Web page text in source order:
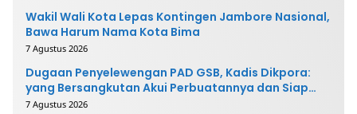
Wakil Wali Kota Lepas Kontingen Jambore Nasional,
Bawa Harum Nama Kota Bima
7 Agustus 2026
Dugaan Penyelewengan PAD GSB, Kadis Dikpora:
yang Bersangkutan Akui Perbuatannya dan Siap
Mengembalikan Uang
7 Agustus 2026